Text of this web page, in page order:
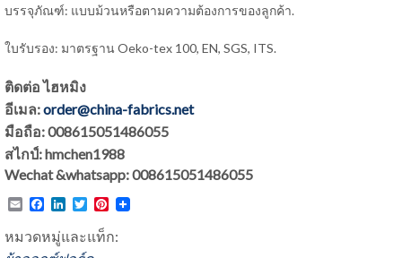
บรรจุภัณฑ์: แบบม้วนหรือตามความต้องการของลูกค้า.
ใบรับรอง: มาตรฐาน Oeko-tex 100, EN, SGS, ITS.
ติดต่อ ไฮหมิง
อีเมล:order@china-fabrics.net
มือถือ: 008615051486055
สไกป์: hmchen1988
Wechat &whatsapp: 008615051486055
EmailFacebook
LinkedIn
TwitterPinterest
หมวดหมู่และแท็ก: